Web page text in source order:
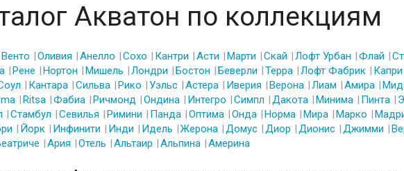
Акватон по коллекциям
Венто Оливия Анелло Сохо Кантри Асти Марти Скай Лофт Урбан Флай
Рене Нортон Мишель Лондри Бостон Беверли Терра Лофт Фабрик Капри
Кантара Сильва Рико Уэльс Астера Иверия Верона Лиам Амира
Ritsa Фабиа Ричмонд Ондина Интегро Симпл Дакота Минима Пинта
Стамбул Севилья Римини Панда Оптима Онда Норма Мира Марко
Йорк Инфинити Инди Идель Жерона Домус Диор Дионис Джимми
Ария Отель Альтаир Альпина Америна